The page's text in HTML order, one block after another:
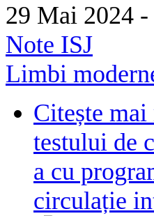
29 Mai 2024
Note ISJ
Limbi
Citește
testului de
a cu
circulație